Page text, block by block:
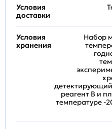
Условия
доставки
Условия
хранения
Набор
реагент B и
температуре -